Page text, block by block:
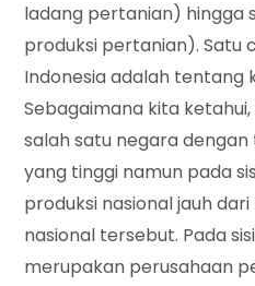
ladang pertanian) hingga
produksi pertanian). Satu
Indonesia adalah tentang
Sebagaimana kita
salah satu negara
yang tinggi namun pada
produksi nasional jauh
nasional tersebut. Pada
merupakan perusahaan